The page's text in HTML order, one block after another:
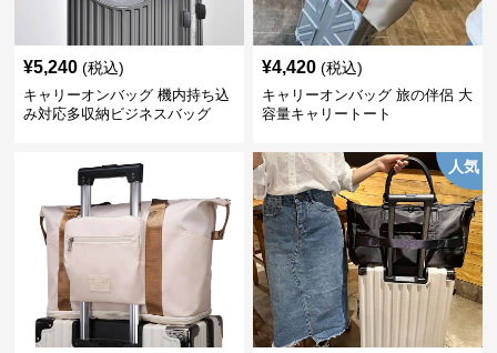
¥5,240 (税込)
キャリーオンバッグ 機内持ち込
み対応多収納ビジネスバッグ
¥4,420 (税込)
キャリーオンバッグ 旅の伴侶 大
容量キャリートート
人気